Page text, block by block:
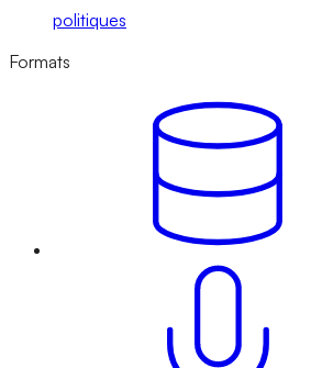
politiques
Formats